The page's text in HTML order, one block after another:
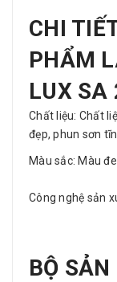
CHI
PHẨM
LUX SA
Chất liệu: Chất
đẹp, phun sơn
Màu sắc: Màu
Công nghệ sản
BỘ